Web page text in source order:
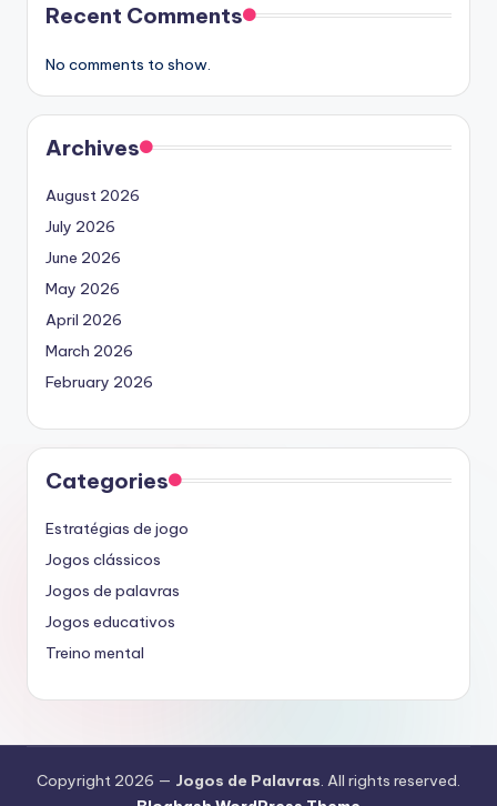
Recent Comments
No comments to show.
Archives
August 2026
July 2026
June 2026
May 2026
April 2026
March 2026
February 2026
Categories
Estratégias de jogo
Jogos clássicos
Jogos de palavras
Jogos educativos
Treino mental
Copyright 2026 — Jogos de Palavras. All rights reserved.